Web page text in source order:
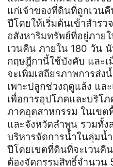
แก่เจ้าของที่ดินที่ถูกเวน
ปีโดยให้เริ่มต้นเข้าสำรว
อสังหาริมทรัพย์ที่อยู่ภาย
เวนคืน ภายใน 180 วัน
กฤษฎีกานี้ใช้บังคับ และเ
จะเพิ่มเสถียรภาพการส่
เพาะปลูกช่วงฤดูแล้ง แล
เพื่อการอุปโภคและบริโภ
ภาคอุตสาหกรรม ในเขต
และจังหวัดลำพูน รวมทั้ง
บริหารจัดการน้ำในลุ่มน้
ปีโดยเขตที่ดินที่จะเวน
ต้องจัดกรรมสิทธิ์จำนวน